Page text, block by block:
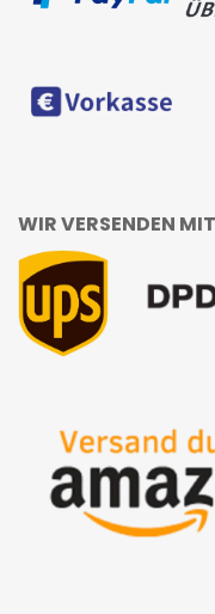
WIR VERSENDEN MIT